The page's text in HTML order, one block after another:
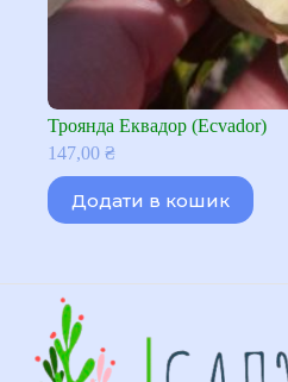
Троянда Еквадор (Ecvador)
147,00 ₴
Додати в кошик